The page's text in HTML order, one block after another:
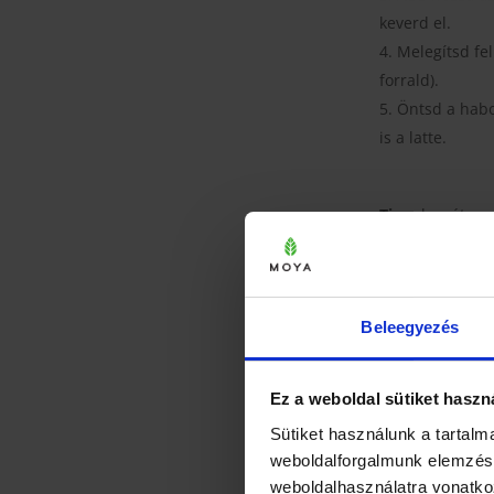
Beleegyezés
Ez a weboldal sütiket
Sütiket használunk a
weboldalforgalmunk
weboldalhasználatra
keverd el.
Melegítsd
forrald).
Öntsd a
is a latte.
Tipp:ha
Variációk:
hideg tej.
keverve. A túl
ízetlen latte